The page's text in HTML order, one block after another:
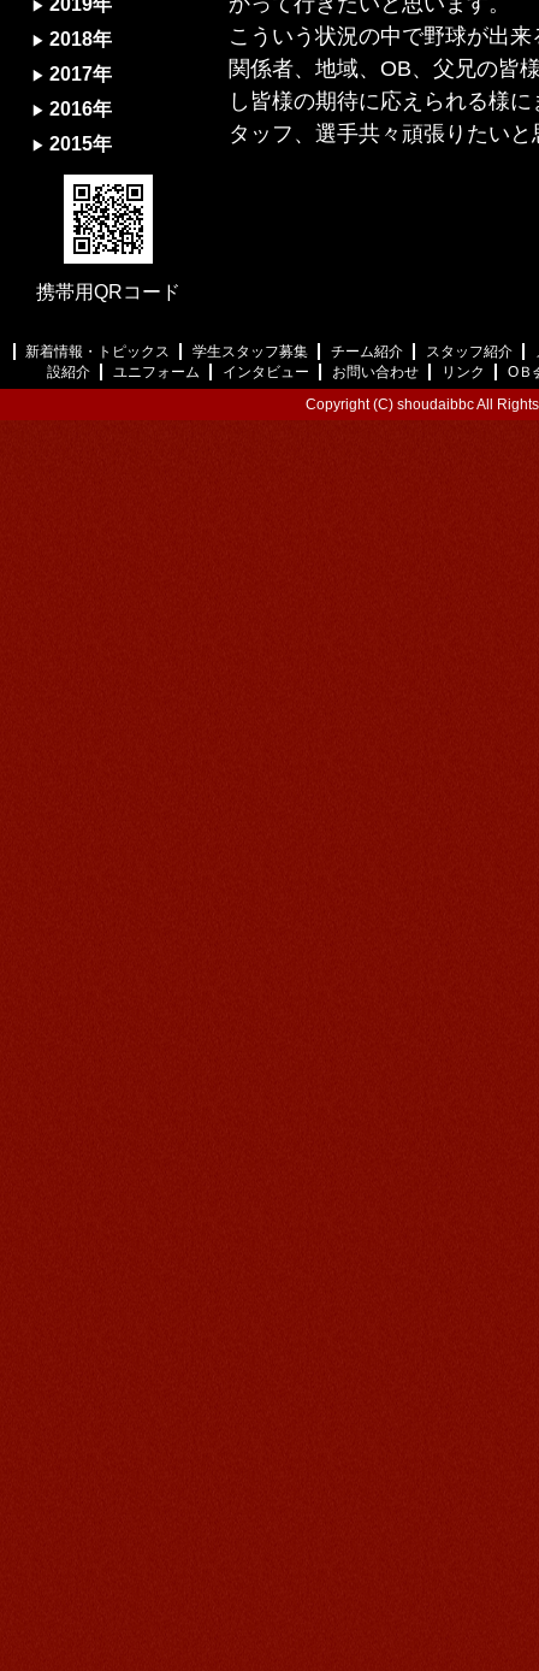
こういう状況の中で野球が出
関係者、地域、OB、父兄の皆
し皆様の期待に応えられる様
タッフ、選手共々頑張りたいと
2019年
2018年
2017年
2016年
2015年
携帯用QRコード
新着情報・トピックス 学生スタッフ募集 チーム紹介 スタッフ紹介
設紹介
ユニフォーム インタビュー お問い合わせ リンク
ОＢ
Copyright (C) shoudaibbc All